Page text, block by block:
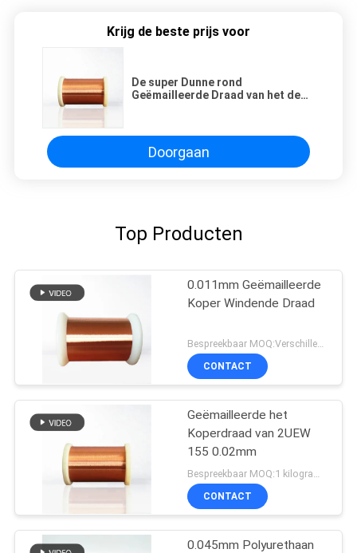
Krijg de beste prijs voor
De super Dunne rond
Geëmailleerde Draad van het de
Doorgaan
Top Producten
0.011mm Geëmailleerde
Koper Windende Draad
Bespreekbaar MOQ:Verschillende types met differet MOQ
CONTACT
Geëmailleerde het
Koperdraad van 2UEW
155 0.02mm
CONTACT
0.045mm Polyurethaan